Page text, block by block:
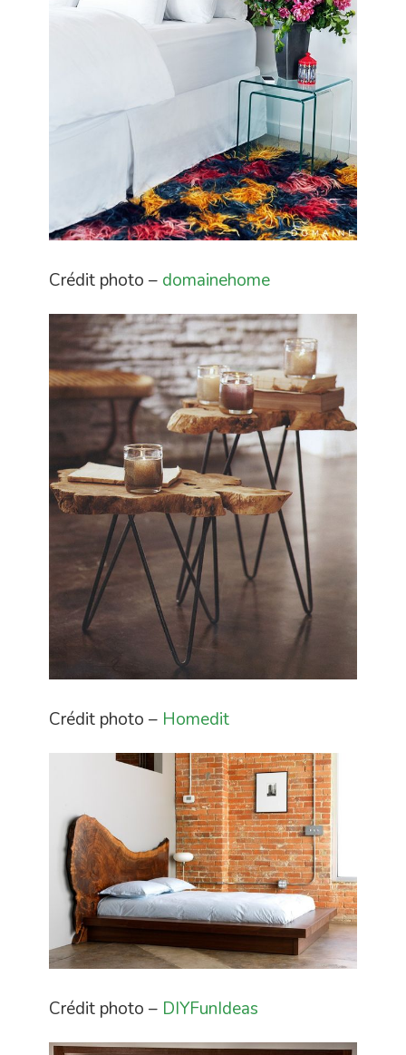
Crédit photo – domainehome
Crédit photo – Homedit
Crédit photo – DIYFunIdeas